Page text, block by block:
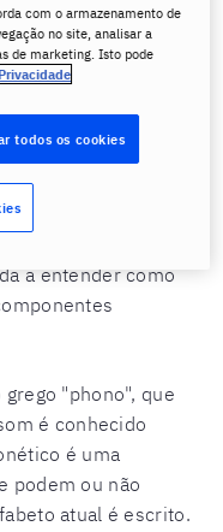
e o alfabeto
estuda os sons da
a entender como
"phono", que
é conhecido
é uma
podem ou não
atual é escrito.
com o armazenamento de
no site, analisar a
de marketing. Isto pode
todos os cookies